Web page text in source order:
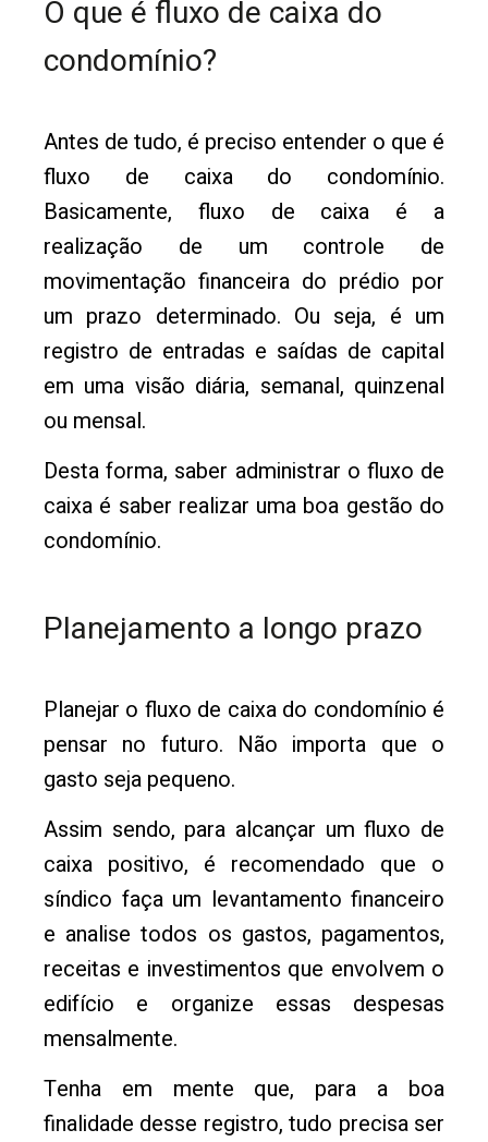
O que é fluxo de caixa do
condomínio?
Antes de tudo, é preciso entender o que é
fluxo de caixa do condomínio.
Basicamente, fluxo de caixa é a
realização de um controle de
movimentação financeira do prédio por
um prazo determinado. Ou seja, é um
registro de entradas e saídas de capital
em uma visão diária, semanal, quinzenal
ou mensal.
Desta forma, saber administrar o fluxo de
caixa é saber realizar uma boa gestão do
condomínio.
Planejamento a longo prazo
Planejar o fluxo de caixa do condomínio é
pensar no futuro. Não importa que o
gasto seja pequeno.
Assim sendo, para alcançar um fluxo de
caixa positivo, é recomendado que o
síndico faça um levantamento financeiro
e analise todos os gastos, pagamentos,
receitas e investimentos que envolvem o
edifício e organize essas despesas
mensalmente.
Tenha em mente que, para a boa
finalidade desse registro, tudo precisa ser